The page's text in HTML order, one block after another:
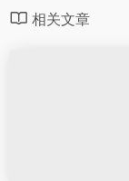
相关文章